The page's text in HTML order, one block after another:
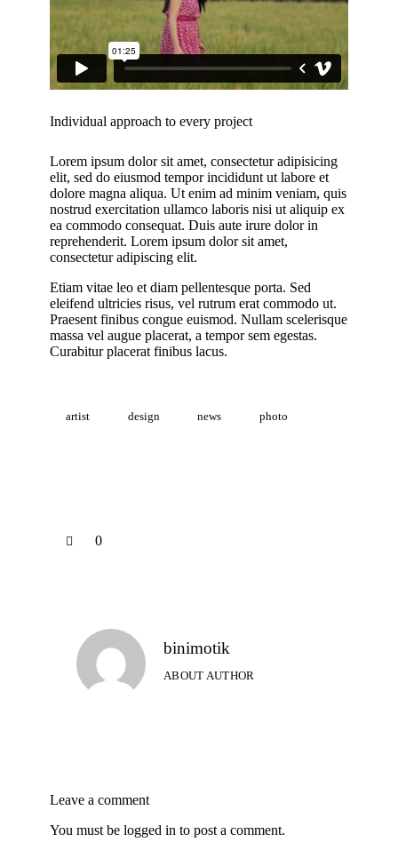
Individual approach to every project
Lorem ipsum dolor sit amet, consectetur adipisicing
elit, sed do eiusmod tempor incididunt ut labore et
dolore magna aliqua. Ut enim ad minim veniam, quis
nostrud exercitation ullamco laboris nisi ut aliquip ex
ea commodo consequat. Duis aute irure dolor in
reprehenderit. Lorem ipsum dolor sit amet,
consectetur adipiscing elit.
Etiam vitae leo et diam pellentesque porta. Sed
eleifend ultricies risus, vel rutrum erat commodo ut.
Praesent finibus congue euismod. Nullam scelerisque
massa vel augue placerat, a tempor sem egestas.
Curabitur placerat finibus lacus.
artist design news photo
0
binimotik
ABOUT AUTHOR
Leave a comment
You must be logged in to post a comment.